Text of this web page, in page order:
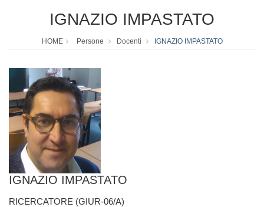
IGNAZIO IMPASTATO
HOME Persone Docenti IGNAZIO IMPASTATO
IGNAZIO IMPASTATO
RICERCATORE (GIUR-06/A)